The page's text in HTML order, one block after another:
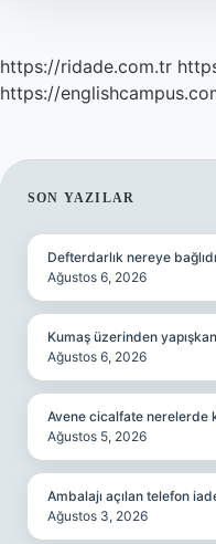
https://ridade.com.tr
https://
SIDEBAR
SON YAZILAR
Defterdarlık nereye
Ağustos 6, 2026
Kumaş üzerinden yapışkan
Ağustos 6, 2026
Avene cicalfate nerelerde
Ağustos 5, 2026
Ambalajı açılan telefon
Ağustos 3, 2026